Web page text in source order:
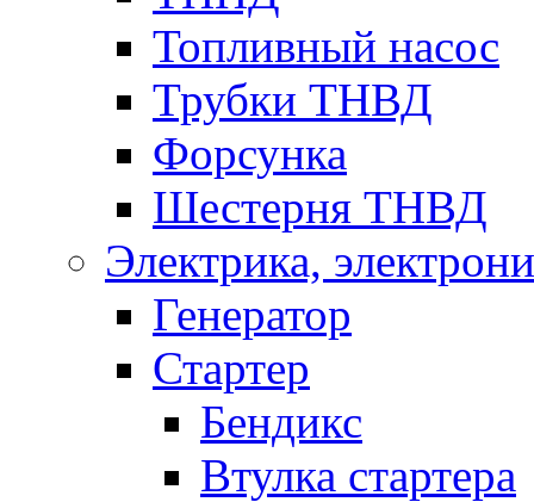
Топливный насос
Трубки ТНВД
Форсунка
Шестерня ТНВД
Электрика,
Генератор
Стартер
Бендикс
Втулка стартера